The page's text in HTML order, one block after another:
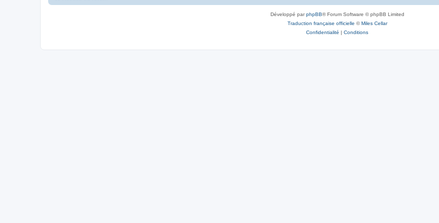
Développé parphpBB® Forum Software © phpBB Limited
Traduction française officielle ©Miles Cellar
Confidentialité | Conditions